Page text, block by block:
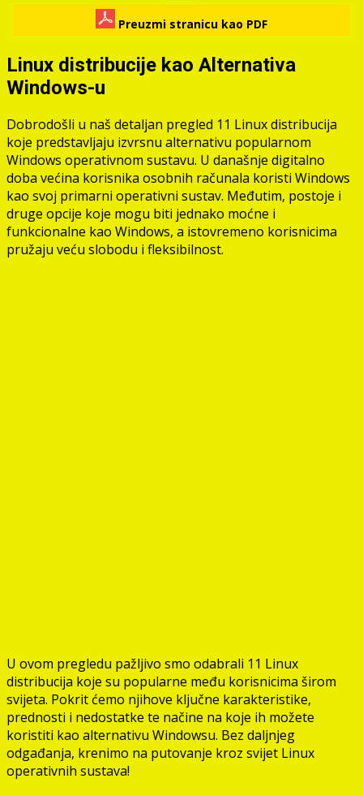
Preuzmi stranicu kao PDF
Linux distribucije kao Alternativa
Windows-u
Dobrodošli u naš detaljan pregled 11 Linux distribucija
koje predstavljaju izvrsnu alternativu popularnom
Windows operativnom sustavu. U današnje digitalno
doba većina korisnika osobnih računala koristi Windows
kao svoj primarni operativni sustav. Međutim, postoje i
druge opcije koje mogu biti jednako moćne i
funkcionalne kao Windows, a istovremeno korisnicima
pružaju veću slobodu i fleksibilnost.
U ovom pregledu pažljivo smo odabrali 11 Linux
distribucija koje su popularne među korisnicima širom
svijeta. Pokrit ćemo njihove ključne karakteristike,
prednosti i nedostatke te načine na koje ih možete
koristiti kao alternativu Windowsu. Bez daljnjeg
odgađanja, krenimo na putovanje kroz svijet Linux
operativnih sustava!